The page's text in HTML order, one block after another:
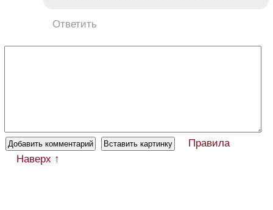
Ответить
Правила
Наверх ↑